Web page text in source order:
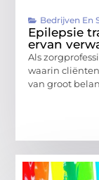
Bedrijven En
Epilepsie
ervan
Als
waarin
van groot